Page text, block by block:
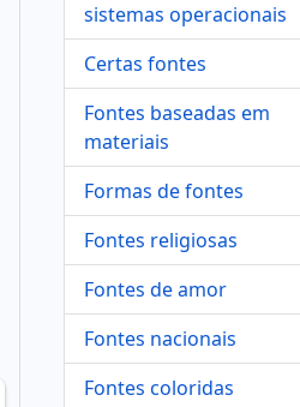
sistemas operacionais
Certas fontes
Fontes baseadas em
materiais
Formas de fontes
Fontes religiosas
Fontes de amor
Fontes nacionais
Fontes coloridas